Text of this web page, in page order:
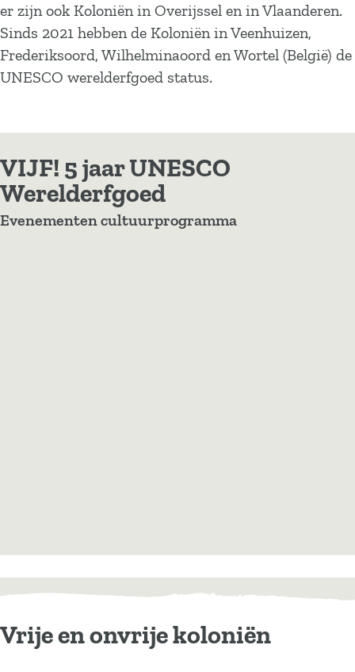
er zijn ook Koloniën in Overijssel en in Vlaanderen.
Sinds 2021 hebben de Koloniën in Veenhuizen,
Frederiksoord, Wilhelminaoord en Wortel (België) de
UNESCO werelderfgoed status.
VIJF! 5 jaar UNESCO
Werelderfgoed
Evenementen cultuurprogramma
Vrije en onvrije koloniën